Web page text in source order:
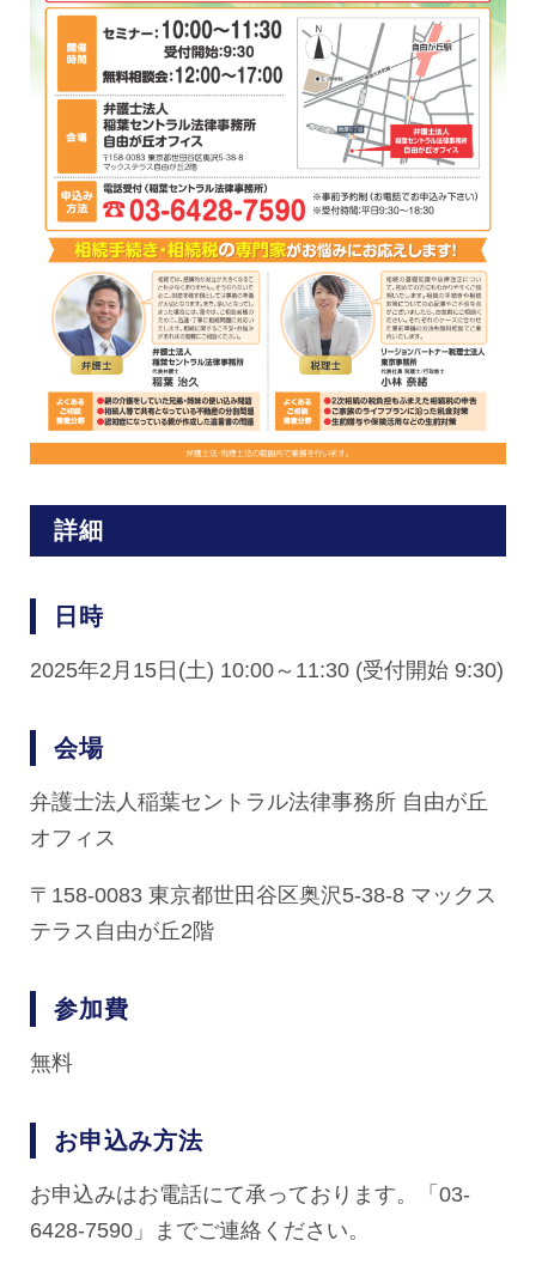
詳細
日時
2025年2月15日(土) 10:00～11:30 (受付開始 9:30)
会場
弁護士法人稲葉セントラル法律事務所 自由が丘
オフィス
〒158-0083 東京都世田谷区奥沢5-38-8 マックス
テラス自由が丘2階
参加費
無料
お申込み方法
お申込みはお電話にて承っております。「03-
6428-7590」までご連絡ください。